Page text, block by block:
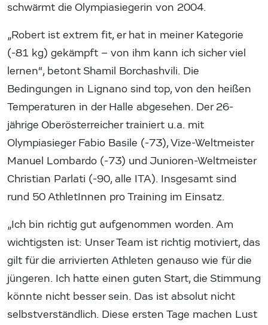
schwärmt die Olympiasiegerin von 2004.
„Robert ist extrem fit, er hat in meiner Kategorie
(-81 kg) gekämpft – von ihm kann ich sicher viel
lernen“, betont Shamil Borchashvili. Die
Bedingungen in Lignano sind top, von den heißen
Temperaturen in der Halle abgesehen. Der 26-
jährige Oberösterreicher trainiert u.a. mit
Olympiasieger Fabio Basile (-73), Vize-Weltmeister
Manuel Lombardo (-73) und Junioren-Weltmeister
Christian Parlati (-90, alle ITA). Insgesamt sind
rund 50 AthletInnen pro Training im Einsatz.
„Ich bin richtig gut aufgenommen worden. Am
wichtigsten ist: Unser Team ist richtig motiviert, das
gilt für die arrivierten Athleten genauso wie für die
jüngeren. Ich hatte einen guten Start, die Stimmung
könnte nicht besser sein. Das ist absolut nicht
selbstverständlich. Diese ersten Tage machen Lust